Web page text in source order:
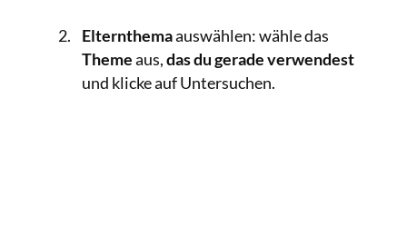
Elternthemaauswählen: wähle das
Themeaus,das du gerade verwendest
und klicke auf Untersuchen.